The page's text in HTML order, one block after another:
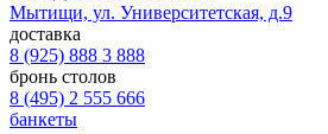
Мытищи, ул. Университетская, д.9
доставка
8 (925) 888 3 888
бронь столов
8 (495) 2 555 666
банкеты